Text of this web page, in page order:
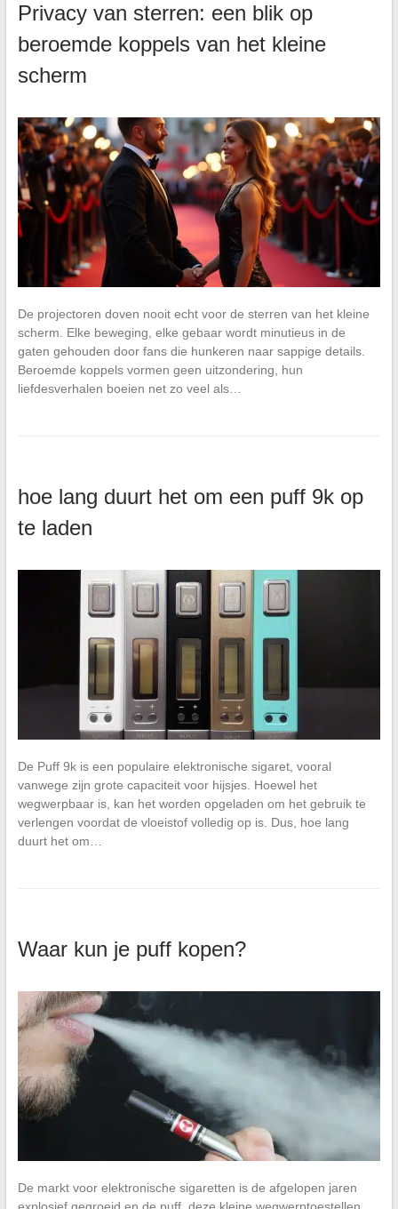
Privacy van sterren: een blik op
beroemde koppels van het kleine
scherm
De projectoren doven nooit echt voor de sterren van het kleine
scherm. Elke beweging, elke gebaar wordt minutieus in de
gaten gehouden door fans die hunkeren naar sappige details.
Beroemde koppels vormen geen uitzondering, hun
liefdesverhalen boeien net zo veel als…
hoe lang duurt het om een puff 9k op
te laden
De Puff 9k is een populaire elektronische sigaret, vooral
vanwege zijn grote capaciteit voor hijsjes. Hoewel het
wegwerpbaar is, kan het worden opgeladen om het gebruik te
verlengen voordat de vloeistof volledig op is. Dus, hoe lang
duurt het om…
Waar kun je puff kopen?
De markt voor elektronische sigaretten is de afgelopen jaren